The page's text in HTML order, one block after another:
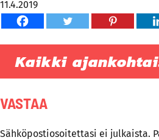
11.4.2019
Kaikki
VASTAA
Sähköpostiosoitettasi ei julkaista.